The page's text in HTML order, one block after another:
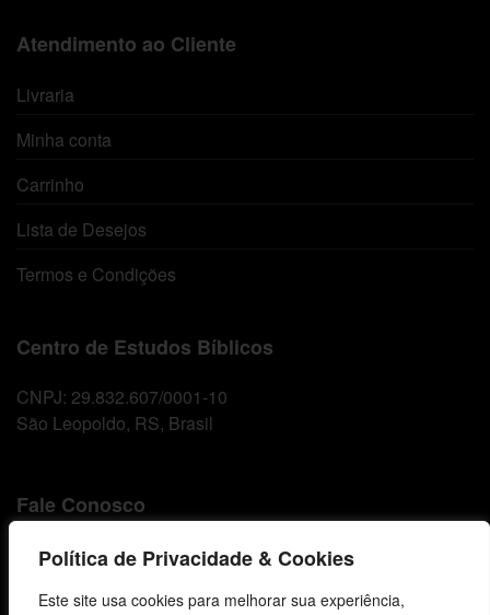
Política de Privacidade & Cookies
Este site usa cookies para melhorar sua experiência,
Atendimento ao Cliente
Livraria
Minha conta
Carrinho
Lista de Desejos
Termos e Condições
Centro de Estudos Bíblicos
CNPJ: 29.832.607/0001-10
São Leopoldo, RS, Brasil
Fale Conosco
E-mails
comunicacao@cebi.org.br